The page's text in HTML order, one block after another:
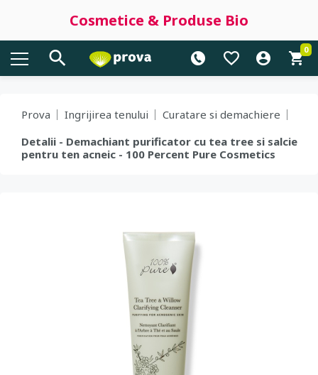
Cosmetice & Produse Bio
0
Prova Ingrijirea tenului
Curatare si demachiere
Detalii - Demachiant purificator cu tea tree si salcie
pentru ten acneic - 100 Percent Pure Cosmetics